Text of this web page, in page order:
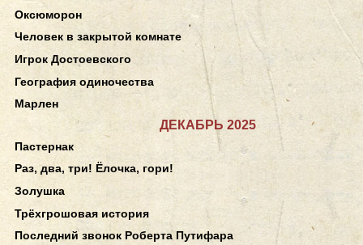
Оксюморон
Человек в закрытой комнате
Игрок Достоевского
География одиночества
Марлен
ДЕКАБРЬ 2025
Пастернак
Раз, два, три! Ёлочка, гори!
Золушка
Трёхгрошовая история
Последний звонок Роберта Путифара